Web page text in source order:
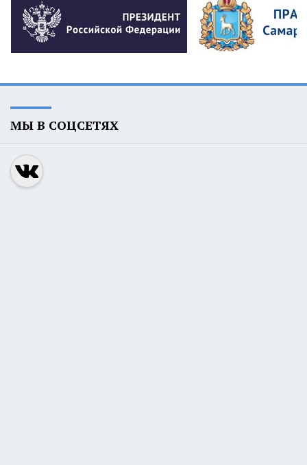
МЫ В СОЦСЕТЯХ